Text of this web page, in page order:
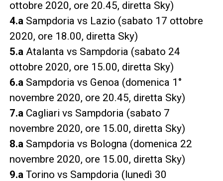
ottobre 2020, ore 20.45, diretta Sky)
4.a Sampdoria vs Lazio (sabato 17 ottobre
2020, ore 18.00, diretta Sky)
5.a Atalanta vs Sampdoria (sabato 24
ottobre 2020, ore 15.00, diretta Sky)
6.a Sampdoria vs Genoa (domenica 1°
novembre 2020, ore 20.45, diretta Sky)
7.a Cagliari vs Sampdoria (sabato 7
novembre 2020, ore 15.00, diretta Sky)
8.a Sampdoria vs Bologna (domenica 22
novembre 2020, ore 15.00, diretta Sky)
9.a Torino vs Sampdoria (lunedì 30